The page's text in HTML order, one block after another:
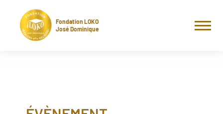
contenu
Fondation LOKO
José Dominique